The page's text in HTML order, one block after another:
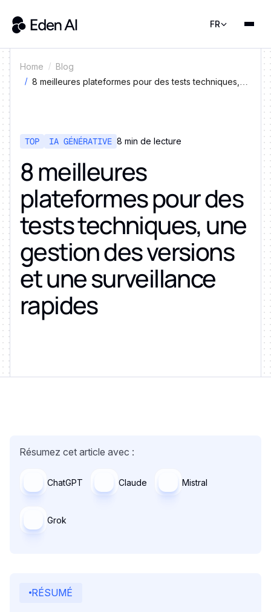
FR
Home
Blog
8 meilleures plateformes pour des tests techniques,
TOP IA GÉNÉRATIVE 8 min de lecture
8 meilleures
plateformes pour des
tests techniques, une
gestion des versions
et une surveillance
rapides
Résumez cet article avec :
ChatGPT Claude Mistral
Grok
RÉSUMÉ